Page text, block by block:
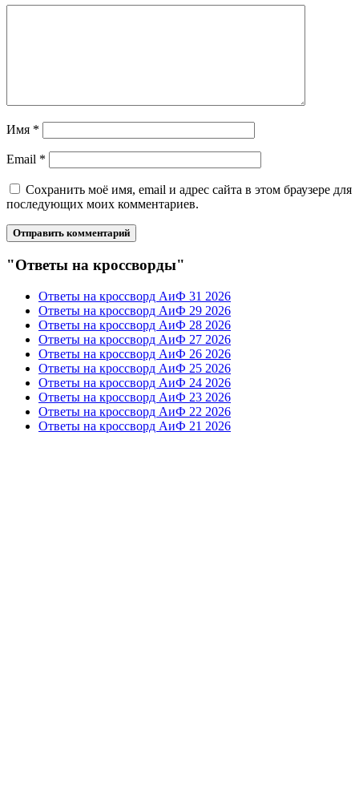
Имя *
Email *
Сохранить моё имя, email и адрес сайта в этом браузере для
последующих моих комментариев.
"Ответы на кроссворды"
Ответы на кроссворд АиФ 31 2026
Ответы на кроссворд АиФ 29 2026
Ответы на кроссворд АиФ 28 2026
Ответы на кроссворд АиФ 27 2026
Ответы на кроссворд АиФ 26 2026
Ответы на кроссворд АиФ 25 2026
Ответы на кроссворд АиФ 24 2026
Ответы на кроссворд АиФ 23 2026
Ответы на кроссворд АиФ 22 2026
Ответы на кроссворд АиФ 21 2026